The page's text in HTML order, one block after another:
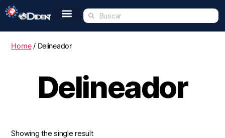
Home/ Delineador
Delineador
Showing the single result